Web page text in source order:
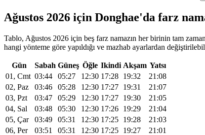
Ağustos 2026 için Donghae'da farz
Tablo, Ağustos 2026 için beş farz namazın her birinin tam
hangi yönteme göre yapıldığı ve mazhab ayarlardan
Gün Sabah Güneş Öğle Ikindi Akşam Yatsı
01, Cmt 03:44 05:27 12:30 17:28 19:32
21:08
02, Paz
03:46 05:28 12:30 17:27 19:31
21:07
03, Pzt
03:47 05:29 12:30 17:27 19:30
21:05
04, Sal
03:48 05:30 12:30 17:26 19:29
21:04
05, Çar
03:49 05:31 12:30 17:25 19:28
21:03
06, Per
03:51 05:31 12:30 17:25 19:27
21:01